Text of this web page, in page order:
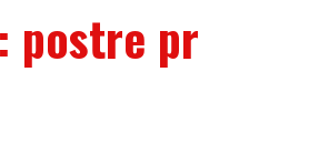
postre pr